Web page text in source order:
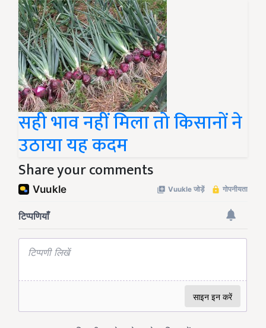
सही भाव नहीं मिला तो किसानों ने
उठाया यह कदम
Share your comments